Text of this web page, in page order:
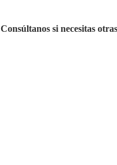
Consúltanos si necesitas